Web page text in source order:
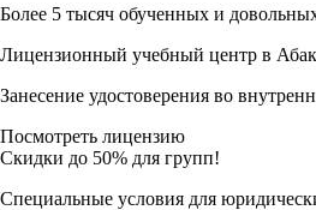
Более 5 тысяч обученных и
Лицензионный учебный центр в
Занесение удостоверения во
Посмотреть лицензию
Скидки до 50% для групп!
Специальные условия для